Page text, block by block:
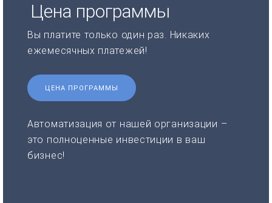
Цена программы
Вы платите только один раз. Никаких
ежемесячных платежей!
ЦЕНА ПРОГРАММЫ
Автоматизация от нашей организации –
это полноценные инвестиции в ваш
бизнес!